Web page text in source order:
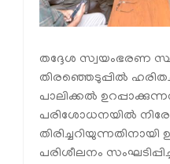
തദ്ദേശ സ്വയംഭരണ
തിരഞ്ഞെടുപ്പിൽ
പാലിക്കൽ
പരിശോധനയിൽ
പരിശീലനം